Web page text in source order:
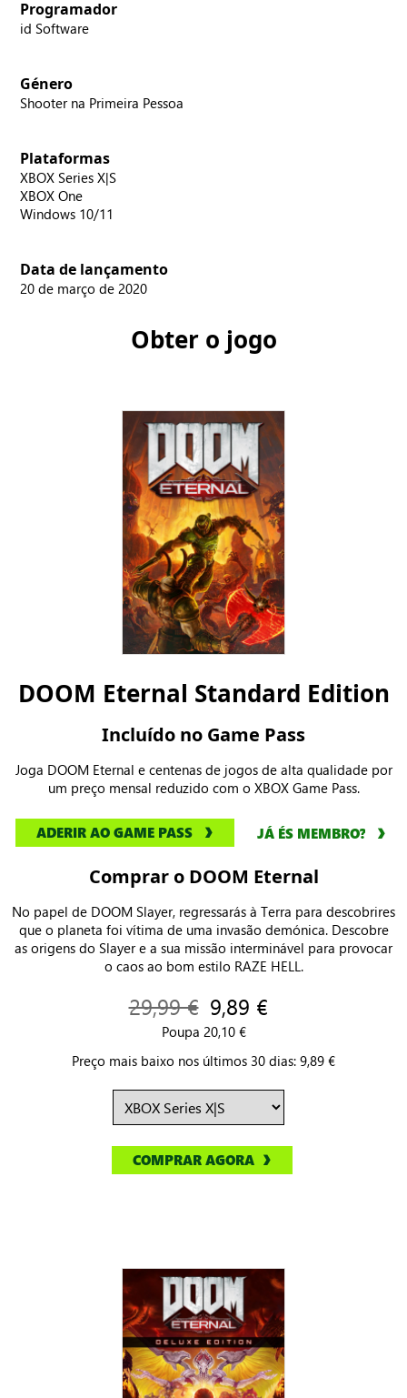
Programador
id Software
Género
Shooter na Primeira Pessoa
Plataformas
XBOX Series X|S
XBOX One
Windows 10/11
Data de lançamento
20 de março de 2020
Obter o jogo
DOOM Eternal Standard Edition
Incluído no Game Pass
Joga DOOM Eternal e centenas de jogos de alta qualidade por
um preço mensal reduzido com o XBOX Game Pass.
ADERIR AO GAME PASS JÁ ÉS MEMBRO?
Comprar o DOOM Eternal
No papel de DOOM Slayer, regressarás à Terra para descobrires
que o planeta foi vítima de uma invasão demónica. Descobre
as origens do Slayer e a sua missão interminável para provocar
o caos ao bom estilo RAZE HELL.
29,99 € 9,89 €
Poupa 20,10 €
Preço mais baixo nos últimos 30 dias: 9,89 €
COMPRAR AGORA